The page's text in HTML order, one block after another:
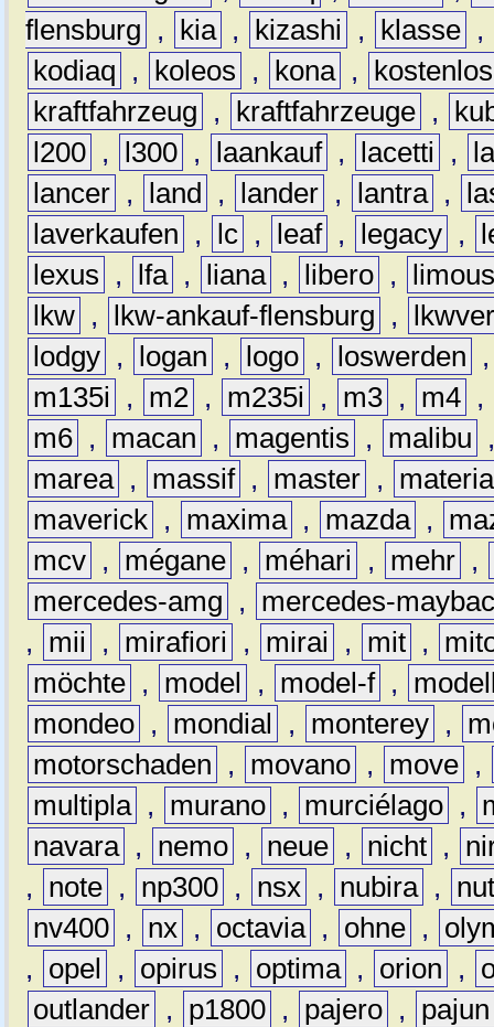
flensburg
, kia , kizashi , klasse ,
kodiaq
, koleos , kona ,
kostenlos
kraftfahrzeug
, kraftfahrzeuge ,
l200 , l300 , laankauf , lacetti ,
lancer , land , lander , lantra ,
laverkaufen
, lc , leaf , legacy ,
lexus
, lfa , liana , libero ,
lkw , lkw-ankauf-flensburg ,
lodgy , logan , logo , loswerden
m135i
, m2 , m235i , m3 , m4 ,
m6 , macan , magentis , malibu
marea , massif , master ,
materia
maverick , maxima , mazda ,
mcv , mégane , méhari , mehr ,
mercedes-amg
,
mercedes-
,
mii , mirafiori , mirai , mit ,
möchte , model , model-f ,
mondeo , mondial , monterey ,
motorschaden
, movano , move ,
multipla , murano , murciélago ,
navara , nemo , neue , nicht ,
,
note , np300 , nsx , nubira ,
nv400 , nx , octavia , ohne ,
,
opel , opirus , optima , orion ,
outlander , p1800 , pajero ,
pajun